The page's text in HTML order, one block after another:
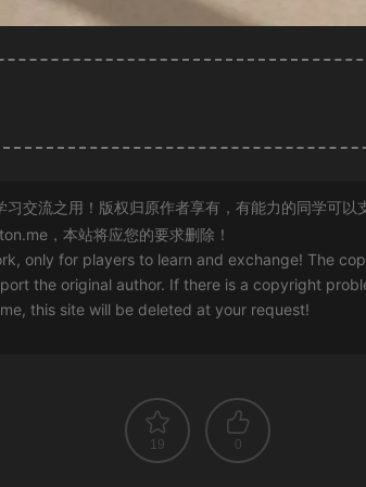
交流之用！版权归原作者享有，有能力的同学可
，本站将应您的要求删除！
only for players to learn and exchange! The
the original author. If there is a copyright
, this site will be deleted at your request!
19 0